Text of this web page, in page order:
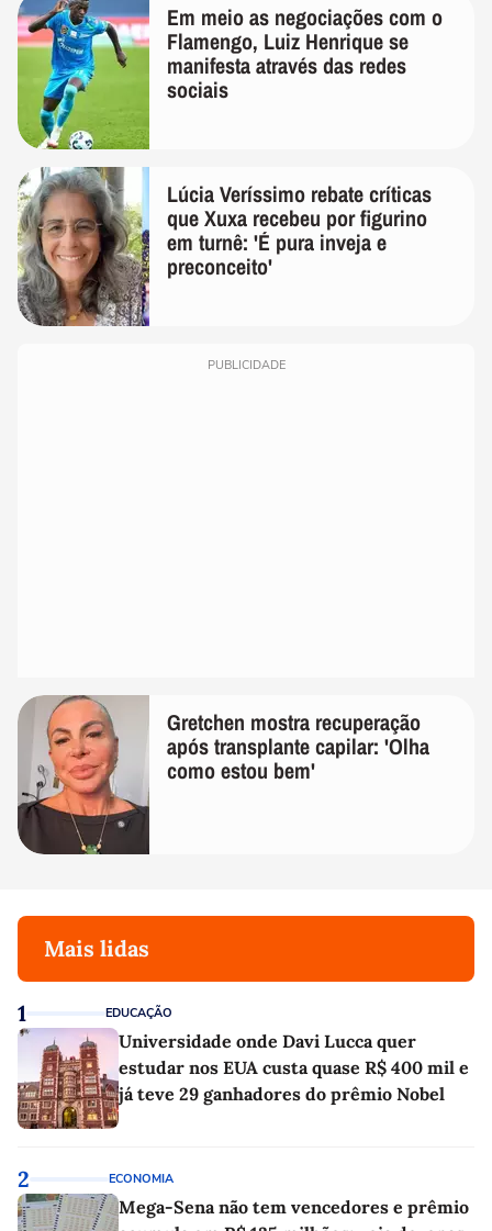
Em meio as negociações com o
Flamengo, Luiz Henrique se
manifesta através das redes
sociais
Lúcia Veríssimo rebate críticas
que Xuxa recebeu por figurino
em turnê: 'É pura inveja e
preconceito'
PUBLICIDADE
Gretchen mostra recuperação
após transplante capilar: 'Olha
como estou bem'
Mais lidas
1 EDUCAÇÃO
Universidade onde Davi Lucca quer
estudar nos EUA custa quase R$ 400 mil e
já teve 29 ganhadores do prêmio Nobel
2 ECONOMIA
Mega-Sena não tem vencedores e prêmio